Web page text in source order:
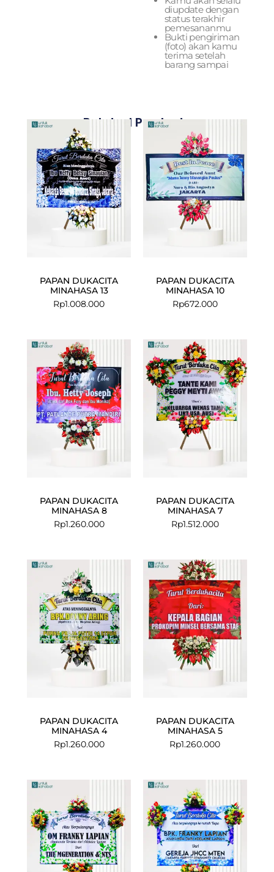
diupdate dengan
status terakhir
pemesananmu
Bukti pengiriman
(foto) akan kamu
terima setelah
barang sampai
Related Products
PAPAN DUKACITA
MINAHASA 13
Rp1.008.000
PAPAN DUKACITA
MINAHASA 10
Rp672.000
PAPAN DUKACITA
MINAHASA 8
Rp1.260.000
PAPAN DUKACITA
MINAHASA 7
Rp1.512.000
PAPAN DUKACITA
MINAHASA 4
Rp1.260.000
PAPAN DUKACITA
MINAHASA 5
Rp1.260.000